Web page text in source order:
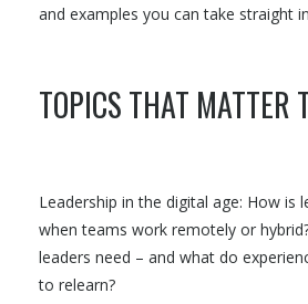
and examples you can take straight
TOPICS THAT MATTER
Leadership in the digital age: How is
when teams work remotely or
leaders need – and what do
to relearn?